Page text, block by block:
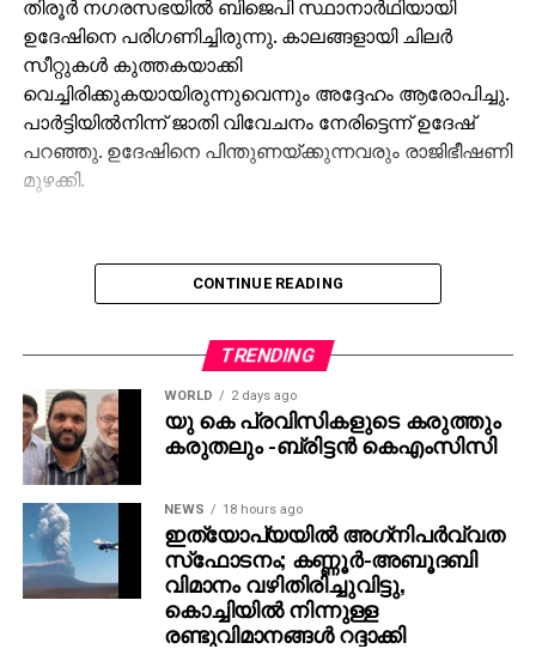
തിരൂര്‍ നഗരസഭയില്‍ ബിജെപി സ്ഥാനാര്‍ഥിയായി
ഉദേഷിനെ പരിഗണിച്ചിരുന്നു. കാലങ്ങളായി ചിലര്‍
സീറ്റുകള്‍ കുത്തകയാക്കി
വെച്ചിരിക്കുകയായിരുന്നുവെന്നും അദ്ദേഹം ആരോപിച്ചു.
പാര്‍ട്ടിയില്‍നിന്ന് ജാതി വിവേചനം നേരിട്ടെന്ന് ഉദേഷ്
പറഞ്ഞു. ഉദേഷിനെ പിന്തുണയ്ക്കുന്നവരും രാജിഭീഷണി
മുഴക്കി.
CONTINUE READING
TRENDING
WORLD 2 days ago
യു കെ പ്രവിസികളുടെ കരുത്തും
കരുതലും -ബ്രിട്ടൻ കെഎംസിസി
NEWS 18 hours ago
ഇത്യോപ്യയില്‍ അഗ്‌നിപര്‍വ്വത
സ്‌ഫോടനം; കണ്ണൂർ-അബൂദബി
വിമാനം വഴിതിരിച്ചുവിട്ടു,
കൊച്ചിയിൽ നിന്നുള്ള
രണ്ടുവിമാനങ്ങൾ റദ്ദാക്കി